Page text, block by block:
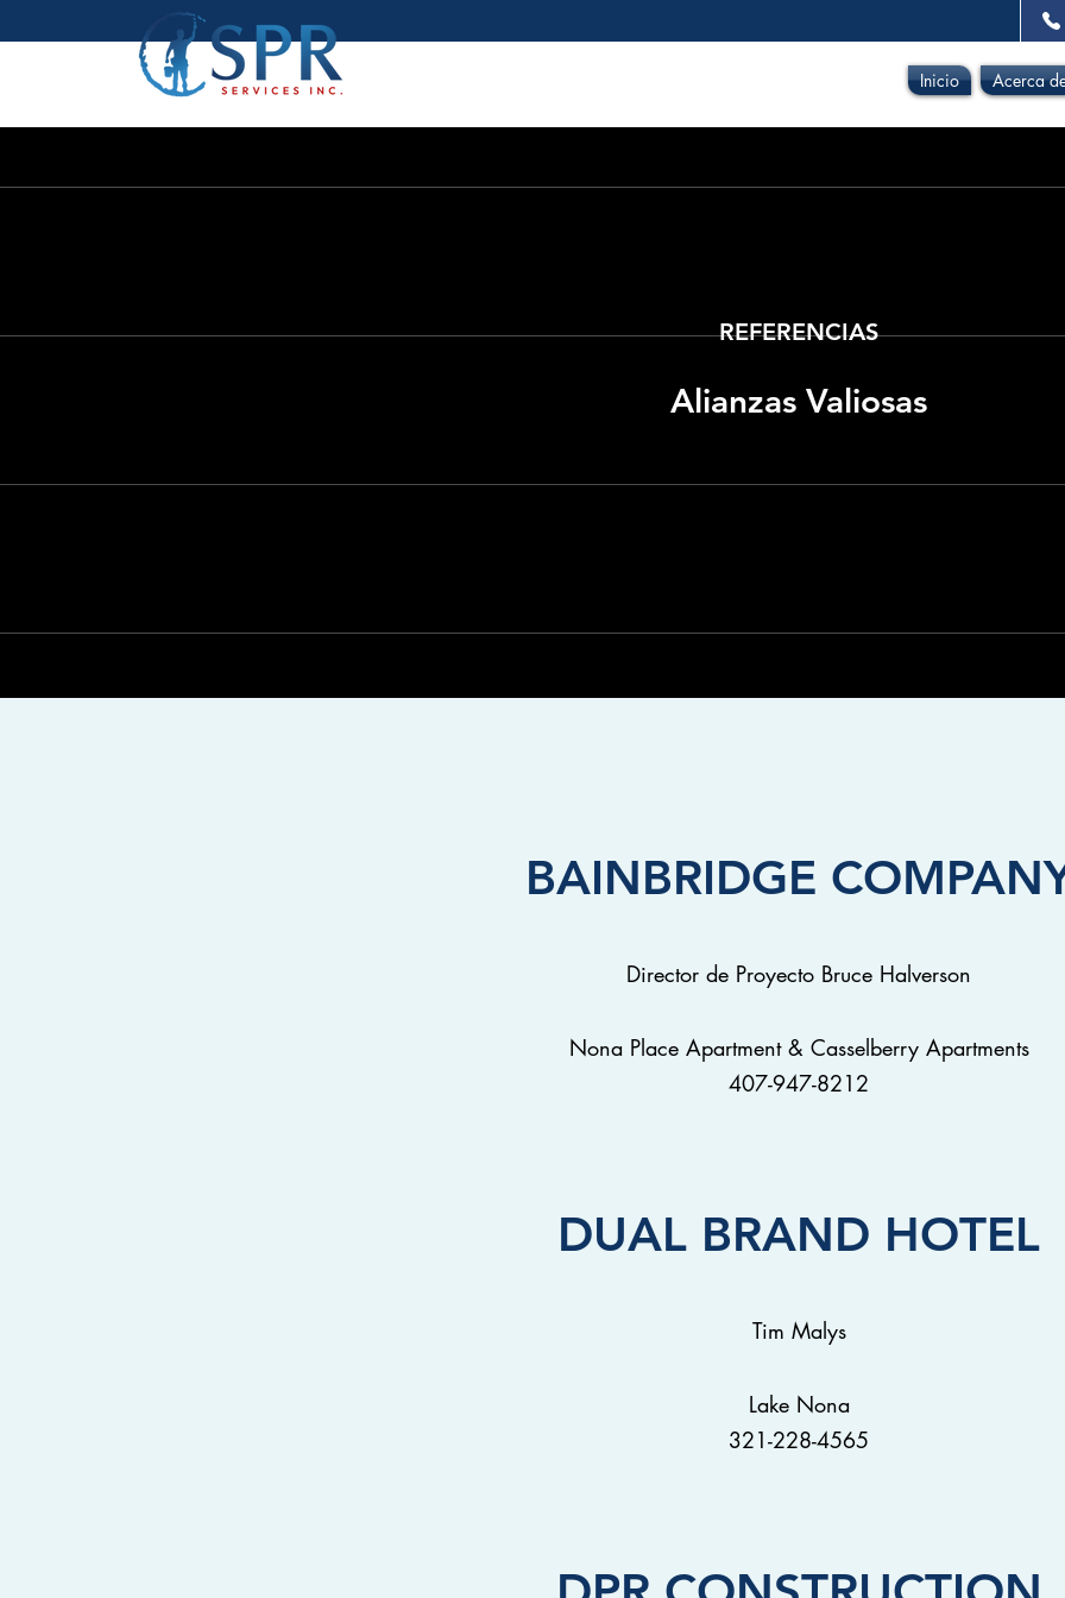
Inicio Acerca
REFERENCIAS
Alianzas Valiosas
BAINBRIDGE
Director de Proyecto Bruce Halverson
Nona Place Apartment & Casselberry Apartments
407-947-8212
DUAL BRAND HOTEL
Tim Malys
Lake Nona
321-228-4565